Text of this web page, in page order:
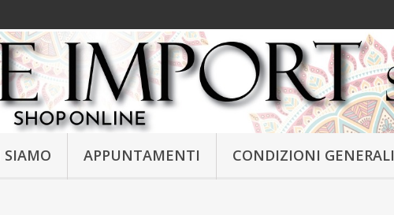
SIAMO APPUNTAMENTI CONDIZIONI GENERALI